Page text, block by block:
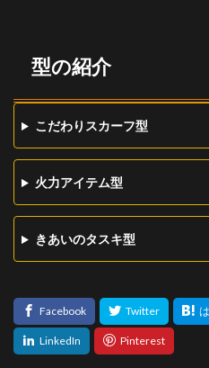
型の紹介
こだわりスカーフ型
火力アイテム型
きあいのタスキ型